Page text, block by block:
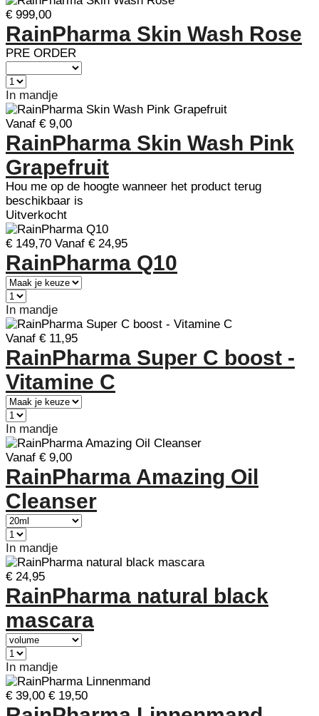
€ 999,00
RainPharma Skin Wash Rose
PRE ORDER
In mandje
Vanaf € 9,00
RainPharma Skin Wash Pink
Grapefruit
Hou me op de hoogte wanneer het product terug
beschikbaar is
Uitverkocht
€ 149,70 Vanaf € 24,95
RainPharma Q10
In mandje
Vanaf € 11,95
RainPharma Super C boost -
Vitamine C
In mandje
Vanaf € 9,00
RainPharma Amazing Oil
Cleanser
In mandje
€ 24,95
RainPharma natural black
mascara
In mandje
€ 39,00 € 19,50